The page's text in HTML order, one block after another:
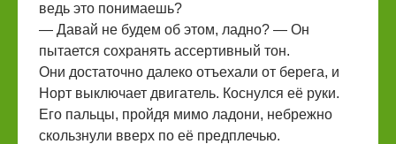
ведь это понимаешь?
— Давай не будем об этом, ладно? — Он
пытается сохранять ассертивный тон.
Они достаточно далеко отъехали от берега, и
Норт выключает двигатель. Коснулся её руки.
Его пальцы, пройдя мимо ладони, небрежно
скользнули вверх по её предплечью.